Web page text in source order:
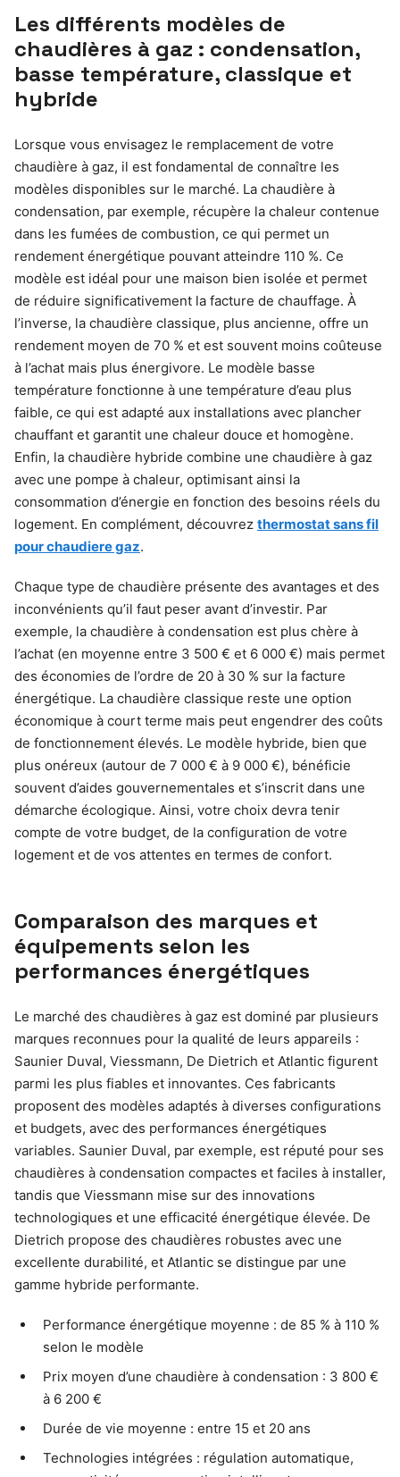
Les différents modèles de
chaudières à gaz : condensation,
basse température, classique et
hybride
Lorsque vous envisagez le remplacement de votre
chaudière à gaz, il est fondamental de connaître les
modèles disponibles sur le marché. La chaudière à
condensation, par exemple, récupère la chaleur contenue
dans les fumées de combustion, ce qui permet un
rendement énergétique pouvant atteindre 110 %. Ce
modèle est idéal pour une maison bien isolée et permet
de réduire significativement la facture de chauffage. À
l’inverse, la chaudière classique, plus ancienne, offre un
rendement moyen de 70 % et est souvent moins coûteuse
à l’achat mais plus énergivore. Le modèle basse
température fonctionne à une température d’eau plus
faible, ce qui est adapté aux installations avec plancher
chauffant et garantit une chaleur douce et homogène.
Enfin, la chaudière hybride combine une chaudière à gaz
avec une pompe à chaleur, optimisant ainsi la
consommation d’énergie en fonction des besoins réels du
logement. En complément, découvrez thermostat sans fil
pour chaudiere gaz.
Chaque type de chaudière présente des avantages et des
inconvénients qu’il faut peser avant d’investir. Par
exemple, la chaudière à condensation est plus chère à
l’achat (en moyenne entre 3 500 € et 6 000 €) mais permet
des économies de l’ordre de 20 à 30 % sur la facture
énergétique. La chaudière classique reste une option
économique à court terme mais peut engendrer des coûts
de fonctionnement élevés. Le modèle hybride, bien que
plus onéreux (autour de 7 000 € à 9 000 €), bénéficie
souvent d’aides gouvernementales et s’inscrit dans une
démarche écologique. Ainsi, votre choix devra tenir
compte de votre budget, de la configuration de votre
logement et de vos attentes en termes de confort.
Comparaison des marques et
équipements selon les
performances énergétiques
Le marché des chaudières à gaz est dominé par plusieurs
marques reconnues pour la qualité de leurs appareils :
Saunier Duval, Viessmann, De Dietrich et Atlantic figurent
parmi les plus fiables et innovantes. Ces fabricants
proposent des modèles adaptés à diverses configurations
et budgets, avec des performances énergétiques
variables. Saunier Duval, par exemple, est réputé pour ses
chaudières à condensation compactes et faciles à installer,
tandis que Viessmann mise sur des innovations
technologiques et une efficacité énergétique élevée. De
Dietrich propose des chaudières robustes avec une
excellente durabilité, et Atlantic se distingue par une
gamme hybride performante.
Performance énergétique moyenne : de 85 % à 110 %
selon le modèle
Prix moyen d’une chaudière à condensation : 3 800 €
à 6 200 €
Durée de vie moyenne : entre 15 et 20 ans
Technologies intégrées : régulation automatique,